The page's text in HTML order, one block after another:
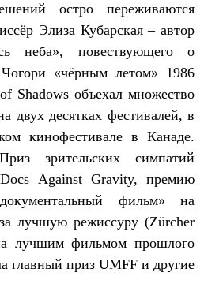
остро переживаются
Элиза Кубарская – автор
неба», повествующего о
«чёрным летом» 1986
Shadows объехал множество
двух десятках фестивалей, в
кинофестивале в Канаде.
зрительских симпатий
Against Gravity, премию
фильм» на
лучшую режиссуру (Zürcher
лучшим фильмом прошлого
главный приз UMFF и другие